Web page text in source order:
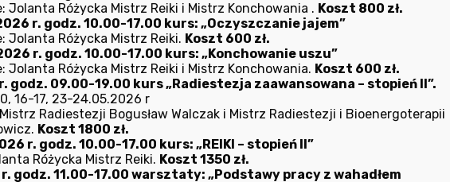
kwiecień 2026
październik
Jolanta Różycka Mistrz Reiki i Mistrz Konchowania . Koszt 800 zł.
r. godz. 10.00-17.00 kurs: „Oczyszczanie jajem”
Jolanta Różycka Mistrz Reiki. Koszt 600 zł.
r. godz. 10.00-17.00 kurs: „Konchowanie uszu”
Jolanta Różycka Mistrz Reiki i Mistrz Konchowania. Koszt 600 zł.
godz. 09.00-19.00 kurs „Radiestezja zaawansowana – stopień II”.
16-17, 23-24.05.2026 r
Radiestezji Bogusław Walczak i Mistrz Radiestezji i Bioenergoterapii
Koszt 1800 zł.
r. godz. 10.00-17.00 kurs: „REIKI – stopień II”
Różycka Mistrz Reiki. Koszt 1350 zł.
godz. 11.00-17.00 warsztaty: „Podstawy pracy z wahadłem